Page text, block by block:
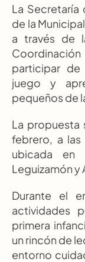
La Secretaría
de la
a través de
participar de
juego y
pequeños de
La propuesta
febrero, a las
ubicada en
Leguizamón y
Durante el
actividades
primera
un rincón de
entorno